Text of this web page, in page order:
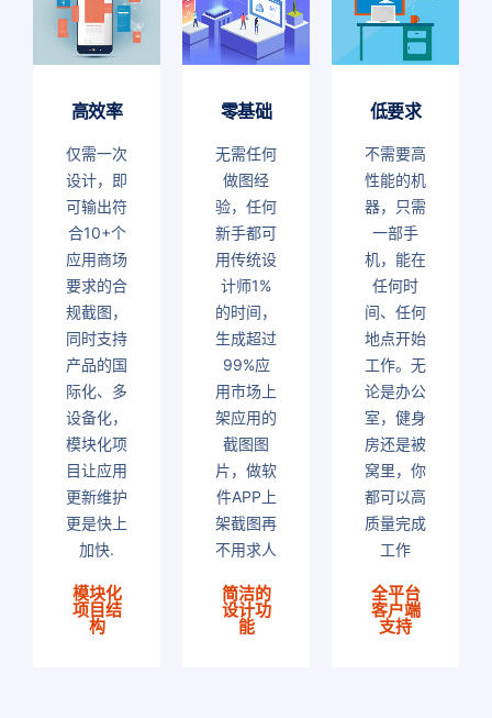
高效率
仅需一次
设计，即
可输出符
合10+个
应用商场
要求的合
规截图，
同时支持
产品的国
际化、多
设备化，
模块化项
目让应用
更新维护
更是快上
加快.
模块化
项目结
构
零基础
无需任何
做图经
验，任何
新手都可
用传统设
计师1%
的时间，
生成超过
99%应
用市场上
架应用的
截图图
片，做软
件APP上
架截图再
不用求人
简洁的
设计功
能
低要求
不需要高
性能的机
器，只需
一部手
机，能在
任何时
间、任何
地点开始
工作。无
论是办公
室，健身
房还是被
窝里，你
都可以高
质量完成
工作
全平台
客户端
支持